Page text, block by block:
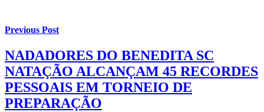
Previous Post
NADADORES DO BENEDITA SC
NATAÇÃO ALCANÇAM 45 RECORDES
PESSOAIS EM TORNEIO DE
PREPARAÇÃO